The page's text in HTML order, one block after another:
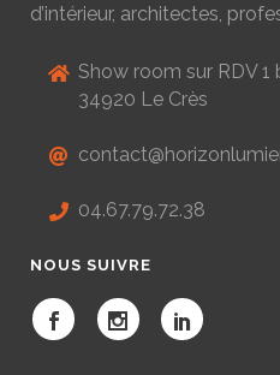
d’intérieur, architectes,
Show room sur RDV 1
34920 Le Crès
04.67.79.72.38
NOUS SUIVRE